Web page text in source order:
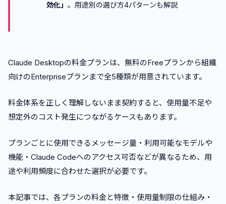
効化」 。用途別の選び方4パターンも解説
Claude Desktopの料金プランは、無料のFreeプランから組織
向けのEnterpriseプランまで全5種類が用意されています。
料金体系を正しく理解しないまま契約すると、使用量不足や
想定外のコスト発生につながるケースもあります。
プランごとに使用できるメッセージ量・利用可能なモデルや
機能・Claude Codeへのアクセス可否などが異なるため、用
途や利用頻度に合わせた選択が必要です。
本記事では、各プランの料金と特徴・使用量制限の仕組み・